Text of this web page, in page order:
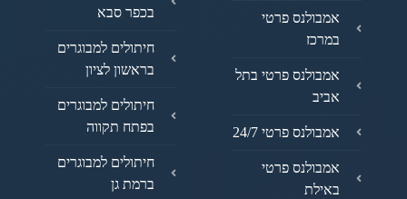
אמבולנס פרטי
במרכז
אמבולנס פרטי בתל
אביב
אמבולנס פרטי 24/7
אמבולנס פרטי
באילת
בכפר סבא
חיתולים למבוגרים
בראשון לציון
חיתולים למבוגרים
בפתח תקווה
חיתולים למבוגרים
ברמת גן